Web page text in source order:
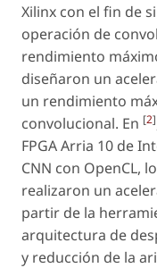
Xilinx con el fin de
operación de
rendimiento
diseñaron un
un rendimiento
convolucional. En [2]
FPGA Arria 10 de
CNN con OpenCL,
realizaron un
partir de la
arquitectura de
y reducción de la